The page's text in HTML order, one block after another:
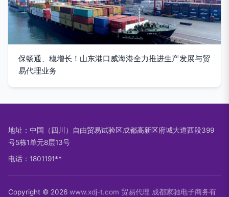
保畅通、稳增长！山东港口威海港全力推进生产发展与贸
易代理业务
地址：中国（四川）自由贸易试验区成都高新区府城大道西段399
号5栋1单元8层13号
电话：1801191**
Copyright © 2026 www.xdj-t.com 贸易代理 成都家驰电子商务有